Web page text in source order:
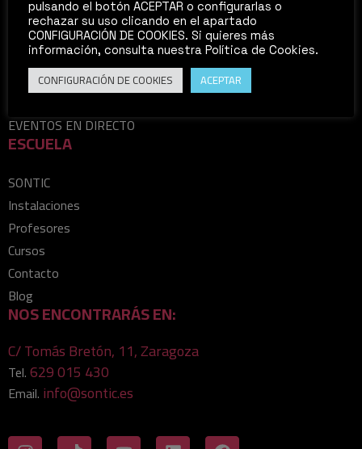
MÁSTERS
PRODUCCIÓN DE SONIDO Y MÚSICA PARA CINE,
VIDEOJUEGOS Y VR
EVENTOS EN DIRECTO
ESCUELA
SONTIC
Instalaciones
Profesores
Cursos
Contacto
Blog
NOS ENCONTRARÁS EN:
C/ Tomás Bretón, 11, Zaragoza
Tel.629 015 430
Email. info@sontic.es
pulsando el botón ACEPTAR o configurarlas o
rechazar su uso clicando en el apartado
CONFIGURACIÓN DE COOKIES. Si quieres más
información, consulta nuestra Política de Cookies.
CONFIGURACIÓN DE COOKIES ACEPTAR